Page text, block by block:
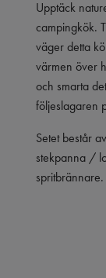
Upptäck
campingkök.
väger detta
värmen över
och smarta
följeslagaren
Setet består
stekpanna /
spritbrännare.